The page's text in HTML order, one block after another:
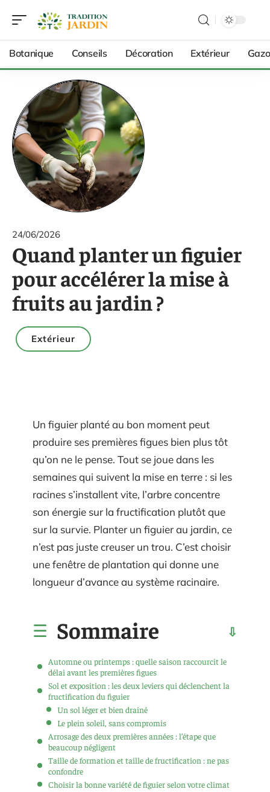
Botanique Conseils Décoration Extérieur
24/06/2026
Quand planter un figuier
pour accélérer la mise à
fruits au jardin ?
Extérieur
Un figuier planté au bon moment peut
produire ses premières figues bien plus tôt
qu’on ne le pense. Tout se joue dans les
semaines qui suivent la mise en terre : si les
racines s’installent vite, l’arbre concentre
son énergie sur la fructification plutôt que
sur la survie. Planter un figuier au jardin, ce
n’est pas juste creuser un trou. C’est choisir
une fenêtre de plantation qui donne une
longueur d’avance au système racinaire.
Sommaire
Automne ou printemps : quelle saison raccourcit le
délai avant les premières figues
Sol et exposition : les deux leviers qui déclenchent la
fructification du figuier
Un sol léger et bien drainé
Le plein soleil, sans compromis
Arrosage des deux premières années : l’étape que
beaucoup négligent
Taille de formation et taille de fructification : ne pas
confondre
Choisir la bonne variété de figuier selon votre climat